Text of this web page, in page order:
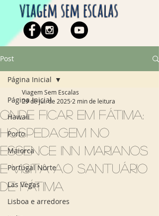
viagem sem escalas
Post
Página Inicial
Hawaii
Porto
Maiorca
Portugal Norte
Las Vegas
Lisboa e arredores
Página Inicial
Onde ficar em Fátima:
hospedagem no
Essence Inn Marianos
e visita ao Santuário
de Fátima
Viagem Sem Escalas
29 de jul. de 2025 2 min de leitura